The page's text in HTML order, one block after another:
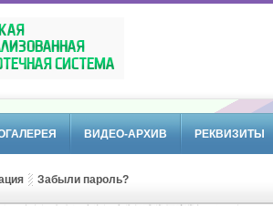
ВИДЕО-АРХИВ РЕКВИЗИТЫ
Забыли пароль?